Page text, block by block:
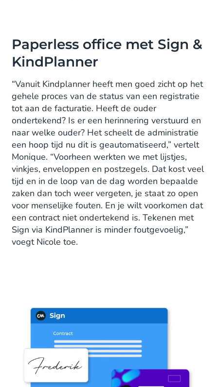
Paperless office met Sign &
KindPlanner
“Vanuit Kindplanner heeft men goed zicht op het
gehele proces van de status van een registratie
tot aan de facturatie. Heeft de ouder
ondertekend? Is er een herinnering verstuurd en
naar welke ouder? Het scheelt de administratie
een hoop tijd nu dit is geautomatiseerd,” vertelt
Monique. “Voorheen werkten we met lijstjes,
vinkjes, enveloppen en postzegels. Dat kost veel
tijd en in de loop van de dag worden bepaalde
zaken dan toch weer vergeten, je staat zo open
voor menselijke fouten. En je wilt voorkomen dat
een contract niet ondertekend is. Tekenen met
Sign via KindPlanner is minder foutgevoelig,”
voegt Nicole toe.